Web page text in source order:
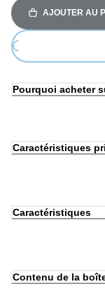
AJOUTER AU
Loading...
Pourquoi acheter
Caractéristiques
Caractéristiques
Contenu de la